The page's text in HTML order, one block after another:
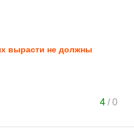
вырасти не должны
4/0